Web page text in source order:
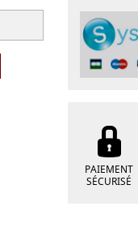
PAIEMENT
SÉCURISÉ